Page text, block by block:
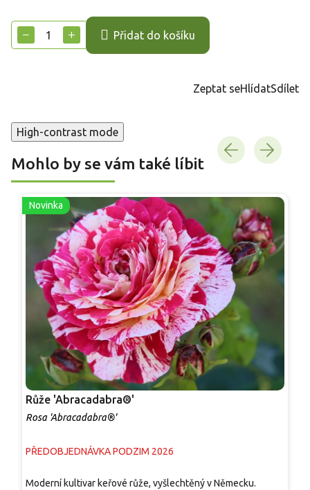
cena:
+
− Přidat do košíku
Zeptat seHlídatSdílet
High-contrast mode
Mohlo by se vám také líbit
Novinka
Růže 'Abracadabra®'
Rosa 'Abracadabra®'
PŘEDOBJEDNÁVKA PODZIM 2026
Moderní kultivar keřové růže, vyšlechtěný v Německu.